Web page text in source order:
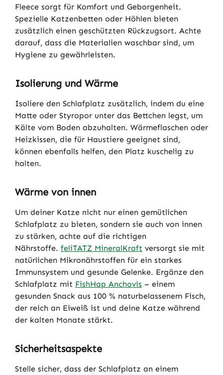
Fleece sorgt für Komfort und Geborgenheit.
Spezielle Katzenbetten oder Höhlen bieten
zusätzlich einen geschützten Rückzugsort. Achte
darauf, dass die Materialien waschbar sind, um
Hygiene zu gewährleisten.
Isolierung und Wärme
Isoliere den Schlafplatz zusätzlich, indem du eine
Matte oder Styropor unter das Bettchen legst, um
Kälte vom Boden abzuhalten. Wärmeflaschen oder
Heizkissen, die für Haustiere geeignet sind,
können ebenfalls helfen, den Platz kuschelig zu
halten.
Wärme von innen
Um deiner Katze nicht nur einen gemütlichen
Schlafplatz zu bieten, sondern sie auch von innen
zu stärken, achte auf die richtigen
Nährstoffe. feliTATZ MineralKraft versorgt sie mit
natürlichen Mikronährstoffen für ein starkes
Immunsystem und gesunde Gelenke. Ergänze den
Schlafplatz mit FishHap Anchovis – einem
gesunden Snack aus 100 % naturbelassenem Fisch,
der reich an Eiweiß ist und deine Katze während
der kalten Monate stärkt.
Sicherheitsaspekte
Stelle sicher, dass der Schlafplatz an einem